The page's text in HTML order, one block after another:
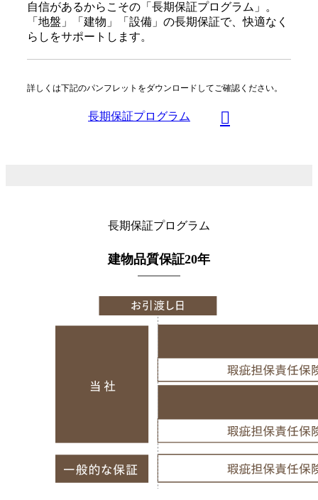
自信があるからこその「長期保証プログラム」。
「地盤」「建物」「設備」の長期保証で、快適なく
らしをサポートします。
詳しくは下記のパンフレットをダウンロードしてご確認ください。
長期保証プログラム
長期保証プログラム
建物品質保証20年